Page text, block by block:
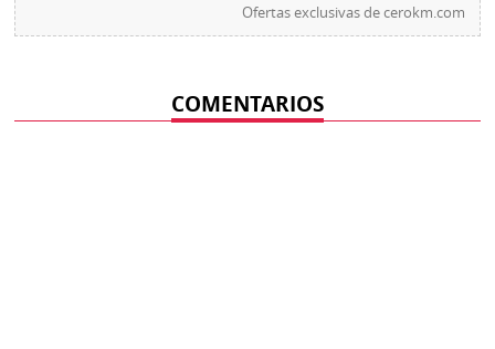
Ofertas exclusivas decerokm.com
COMENTARIOS